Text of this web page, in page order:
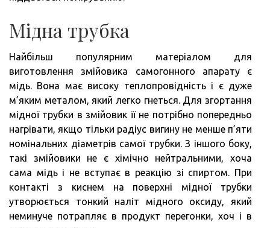
Мідна трубка
Найбільш популярним матеріалом для
виготовлення змійовика самогонного апарату є
мідь. Вона має високу теплопровідність і є дуже
м’яким металом, який легко гнеться. Для згортання
мідної трубки в змійовик її не потрібно попередньо
нагрівати, якщо тільки радіус вигину не менше п’яти
номінальних діаметрів самої трубки. З іншого боку,
такі змійовики не є хімічно нейтральними, хоча
сама мідь і не вступає в реакцію зі спиртом. При
контакті з киснем на поверхні мідної трубки
утворюється тонкий наліт мідного оксиду, який
неминуче потрапляє в продукт перегонки, хоч і в